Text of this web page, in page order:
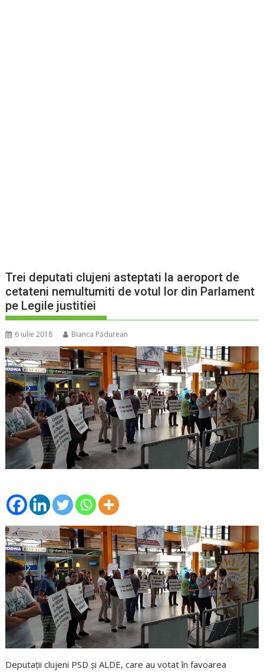
Trei deputati clujeni asteptati la aeroport de
cetateni nemultumiti de votul lor din Parlament
pe Legile justitiei
6 iulie 2018 Bianca Pădurean
Deputaţii clujeni PSD şi ALDE, care au votat în favoarea